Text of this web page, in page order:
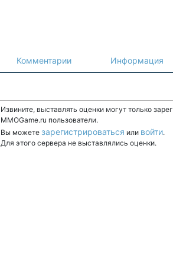
Комментарии Информация
Извините, выставлять оценки могут только
MMOGame.ru пользователи.
Вы можете зарегистрироваться или войти.
Для этого сервера не выставлялись оценки.